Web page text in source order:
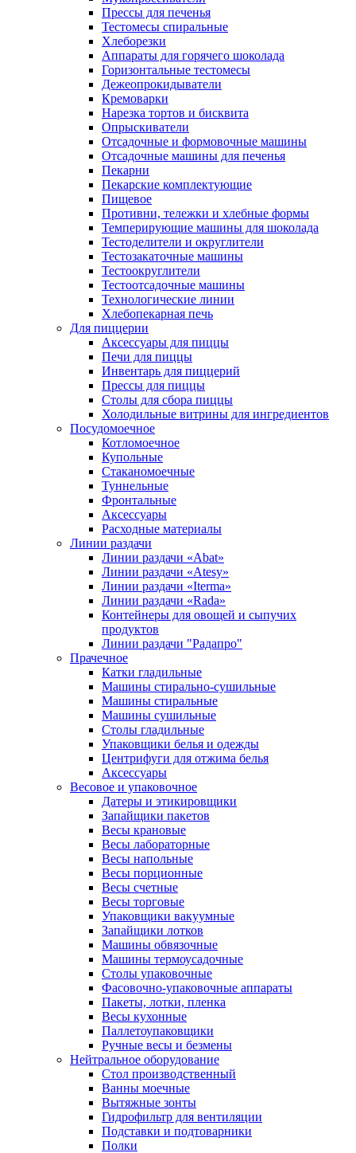
Прессы для печенья
Тестомесы спиральные
Хлеборезки
Аппараты для горячего шоколада
Горизонтальные тестомесы
Дежеопрокидыватели
Кремоварки
Нарезка тортов и бисквита
Опрыскиватели
Отсадочные и формовочные машины
Отсадочные машины для печенья
Пекарни
Пекарские комплектующие
Пищевое
Противни, тележки и хлебные формы
Темперирующие машины для шоколада
Тестоделители и округлители
Тестозакаточные машины
Тестоокруглители
Тестоотсадочные машины
Технологические линии
Хлебопекарная печь
Для пиццерии
Аксессуары для пиццы
Печи для пиццы
Инвентарь для пиццерий
Прессы для пиццы
Столы для сбора пиццы
Холодильные витрины для ингредиентов
Посудомоечное
Котломоечное
Купольные
Стаканомоечные
Туннельные
Фронтальные
Аксессуары
Расходные материалы
Линии раздачи
Линии раздачи «Abat»
Линии раздачи «Atesy»
Линии раздачи «Iterma»
Линии раздачи «Rada»
Контейнеры для овощей и сыпучих
продуктов
Линии раздачи "Радапро"
Прачечное
Катки гладильные
Машины стирально-сушильные
Машины стиральные
Машины сушильные
Столы гладильные
Упаковщики белья и одежды
Центрифуги для отжима белья
Аксессуары
Весовое и упаковочное
Датеры и этикировщики
Запайщики пакетов
Весы крановые
Весы лабораторные
Весы напольные
Весы порционные
Весы счетные
Весы торговые
Упаковщики вакуумные
Запайщики лотков
Машины обвязочные
Машины термоусадочные
Столы упаковочные
Фасовочно-упаковочные аппараты
Пакеты, лотки, пленка
Весы кухонные
Паллетоупаковщики
Ручные весы и безмены
Нейтральное оборудование
Cтол производственный
Ванны моечные
Вытяжные зонты
Гидрофильтр для вентиляции
Подставки и подтоварники
Полки